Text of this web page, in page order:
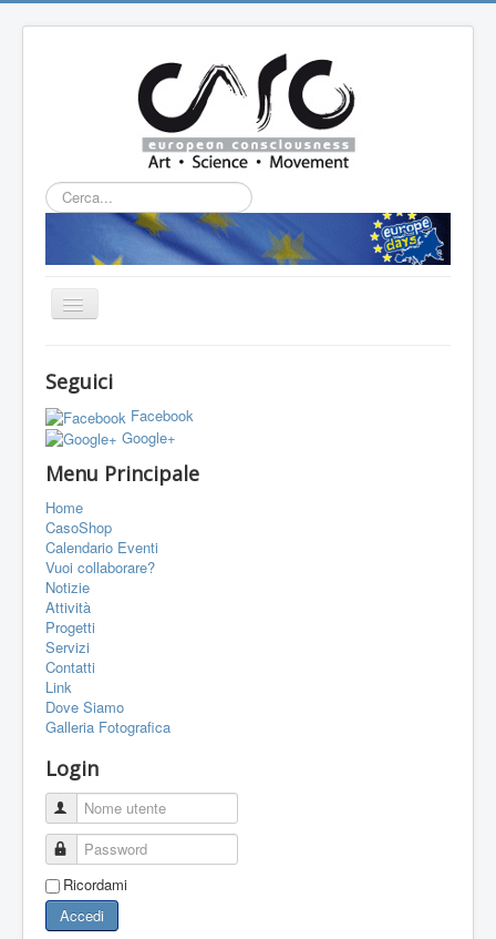
Cerca...
Cambia
navigazione
CHI SIAMO
L'ASSOCIAZIONE
PROGETTI
PORTFOLIO
CONTATTI
LINK
FORUM
Seguici
Facebook
Google+
Menu Principale
Home
CasoShop
Calendario Eventi
Vuoi collaborare?
Notizie
Attività
Progetti
Servizi
Contatti
Link
Dove Siamo
Galleria Fotografica
Login
Nome utente
Password
Ricordami
Accedi